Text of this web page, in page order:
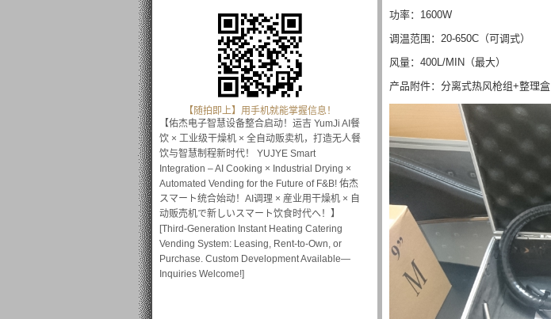
功率：1600W
调温范围：20-650C（可调式）
风量：400L/MIN（最大）
产品附件：分离式热风枪组+整理盒
【随拍即上】用手机就能掌握信息！
【佑杰电子智慧设备整合启动！运吉 YumJi AI餐
饮 × 工业级干燥机 × 全自动贩卖机，打造无人餐
饮与智慧制程新时代！ YUJYE Smart
Integration – AI Cooking × Industrial Drying ×
Automated Vending for the Future of F&B! 佑杰
スマート统合始动！AI调理 × 産业用干燥机 × 自
动贩売机で新しいスマート饮食时代へ！】
[Third-Generation Instant Heating Catering
Vending System: Leasing, Rent-to-Own, or
Purchase. Custom Development Available—
Inquiries Welcome!]